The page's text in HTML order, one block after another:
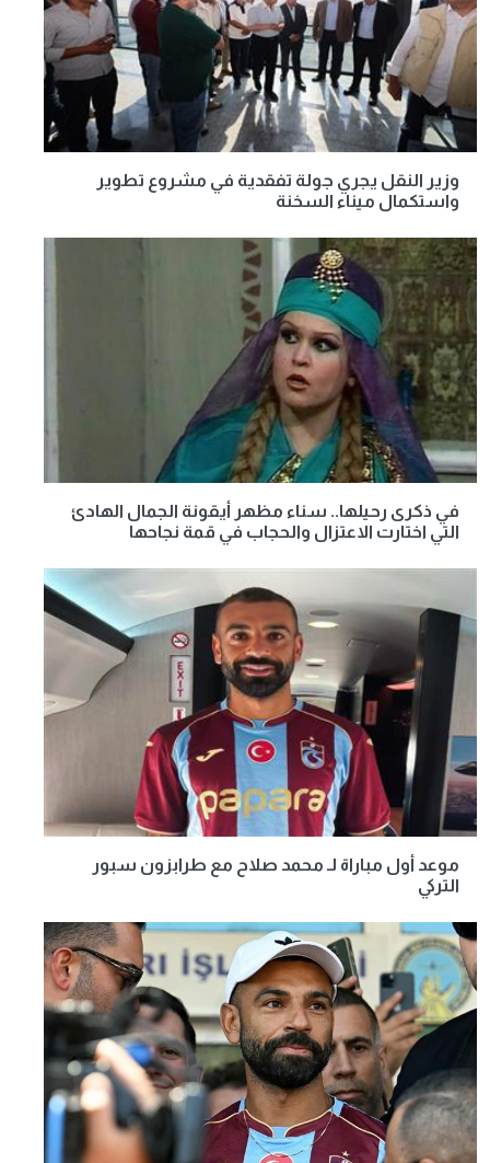
وزير النقل يجري جولة تفقدية في مشروع تطوير
واستكمال ميناء السخنة
في ذكرى رحيلها.. سناء مظهر أيقونة الجمال الهادئ
التي اختارت الاعتزال والحجاب في قمة نجاحها
موعد أول مباراة لـ محمد صلاح مع طرابزون سبور
التركي